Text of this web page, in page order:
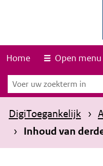
e
Home Open menu
Zoeken
DigiToegankelijk
Inhoud van